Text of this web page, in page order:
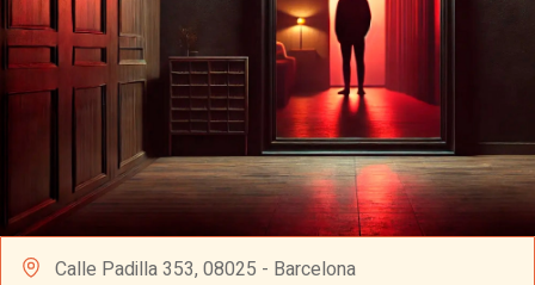
Calle Padilla 353, 08025 - Barcelona